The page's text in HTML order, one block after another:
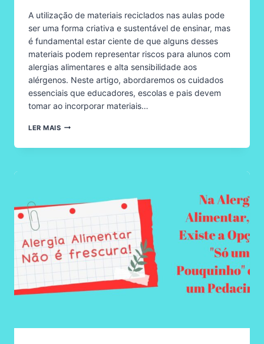
A utilização de materiais reciclados nas aulas pode
ser uma forma criativa e sustentável de ensinar, mas
é fundamental estar ciente de que alguns desses
materiais podem representar riscos para alunos com
alergias alimentares e alta sensibilidade aos
alérgenos. Neste artigo, abordaremos os cuidados
essenciais que educadores, escolas e pais devem
tomar ao incorporar materiais…
LER MAISCUIDADOS
PROTEGENDO
ALUNOS
ALERGIA
ALIMENTAR